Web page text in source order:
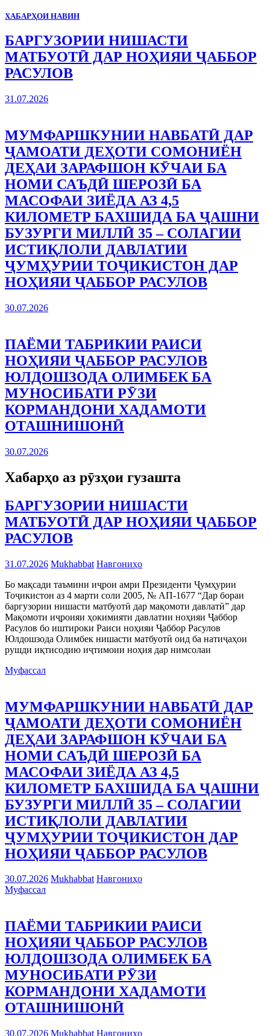
ХАБАРҲОИ НАВИН
БАРГУЗОРИИ НИШАСТИ
МАТБУОТӢ ДАР НОҲИЯИ ҶАББОР
РАСУЛОВ
31.07.2026
МУМФАРШКУНИИ НАВБАТӢ ДАР
ҶАМОАТИ ДЕҲОТИ СОМОНИЁН
ДЕҲАИ ЗАРАФШОН КӮЧАИ БА
НОМИ САЪДӢ ШЕРОЗӢ БА
МАСОФАИ ЗИЁДА АЗ 4,5
КИЛОМЕТР БАХШИДА БА ҶАШНИ
БУЗУРГИ МИЛЛӢ 35 – СОЛАГИИ
ИСТИҚЛОЛИ ДАВЛАТИИ
ҶУМҲУРИИ ТОҶИКИСТОН ДАР
НОҲИЯИ ҶАББОР РАСУЛОВ
30.07.2026
ПАЁМИ ТАБРИКИИ РАИСИ
НОҲИЯИ ҶАББОР РАСУЛОВ
ЮЛДОШЗОДА ОЛИМБЕК БА
МУНОСИБАТИ РӮЗИ
КОРМАНДОНИ ХАДАМОТИ
ОТАШНИШОНӢ
30.07.2026
Хабарҳо аз рӯзҳои гузашта
БАРГУЗОРИИ НИШАСТИ
МАТБУОТӢ ДАР НОҲИЯИ ҶАББОР
РАСУЛОВ
31.07.2026 Mukhabbat Навгониҳо
Бо мақсади таъмини иҷрои амри Президенти Ҷумҳурии
Тоҷикистон аз 4 марти соли 2005, № АП-1677 “Дар бораи
баргузории нишасти матбуотӣ дар мақомоти давлатӣ” дар
Мақомоти иҷроияи ҳокимияти давлатии ноҳияи Ҷаббор
Расулов бо иштироки Раиси ноҳияи Ҷаббор Расулов
Юлдошзода Олимбек нишасти матбуотӣ оид ба натиҷаҳои
рушди иқтисодию иҷтимоии ноҳия дар нимсолаи
Муфассал
МУМФАРШКУНИИ НАВБАТӢ ДАР
ҶАМОАТИ ДЕҲОТИ СОМОНИЁН
ДЕҲАИ ЗАРАФШОН КӮЧАИ БА
НОМИ САЪДӢ ШЕРОЗӢ БА
МАСОФАИ ЗИЁДА АЗ 4,5
КИЛОМЕТР БАХШИДА БА ҶАШНИ
БУЗУРГИ МИЛЛӢ 35 – СОЛАГИИ
ИСТИҚЛОЛИ ДАВЛАТИИ
ҶУМҲУРИИ ТОҶИКИСТОН ДАР
НОҲИЯИ ҶАББОР РАСУЛОВ
30.07.2026 Mukhabbat Навгониҳо
Муфассал
ПАЁМИ ТАБРИКИИ РАИСИ
НОҲИЯИ ҶАББОР РАСУЛОВ
ЮЛДОШЗОДА ОЛИМБЕК БА
МУНОСИБАТИ РӮЗИ
КОРМАНДОНИ ХАДАМОТИ
ОТАШНИШОНӢ
30.07.2026 Mukhabbat Навгониҳо